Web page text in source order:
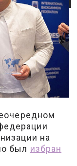
на
был избран